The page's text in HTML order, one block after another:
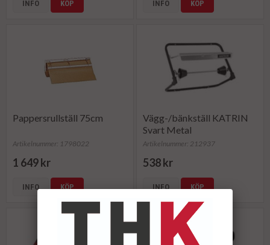
INFO KÖP INFO KÖP
Pappersrullställ 75cm
Artikelnummer: 1798022
1 649 kr
INFO KÖP
Vägg-/bänkställ KATRIN
Svart Metal
Artikelnummer: 212937
538 kr
INFO KÖP